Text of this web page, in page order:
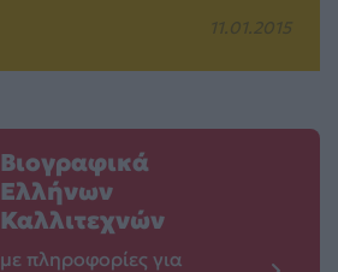
11.01.2015
Βιογραφικά
Ελλήνων
Καλλιτεχνών
με πληροφορίες για